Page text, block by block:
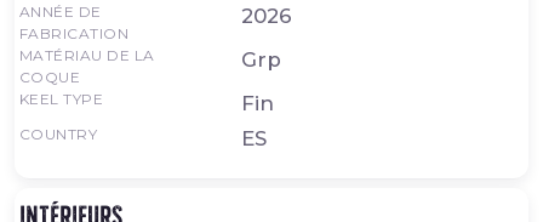
ANNÉE DE
FABRICATION
2026
MATÉRIAU DE LA
COQUE
Grp
KEEL TYPE Fin
COUNTRY ES